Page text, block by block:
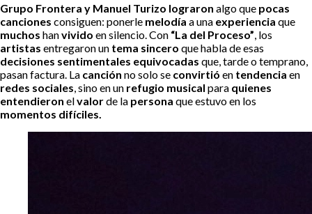
Grupo Frontera y Manuel Turizo lograron algo que pocas
canciones consiguen: ponerle melodía a una experiencia que
muchos hanvivido en silencio. Con “La del Proceso”, los
artistas entregaron un tema sincero que habla de esas
decisiones sentimentales equivocadas que, tarde o temprano,
pasan factura. La canción no solo se convirtió en tendencia en
redes sociales, sino en un refugio musical para quienes
entendieron elvalorde la persona que estuvo en los
momentos difíciles.